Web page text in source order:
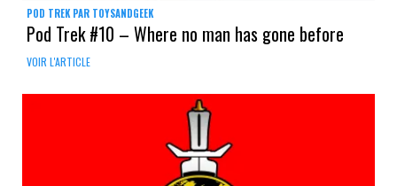
POD TREK PAR TOYSANDGEEK
Pod Trek #10 – Where no man has gone before
VOIR L'ARTICLE